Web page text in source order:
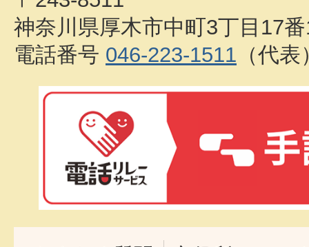
神奈川県厚木市中町3丁目17
電話番号 046-223-1511 （代表